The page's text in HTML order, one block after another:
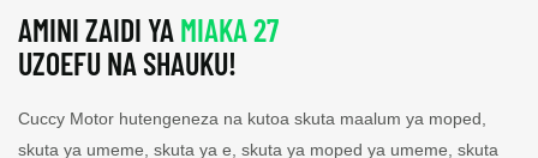
AMINI ZAIDI YA MIAKA 27
UZOEFU NA SHAUKU!
Cuccy Motor hutengeneza na kutoa skuta maalum ya moped,
skuta ya umeme, skuta ya e, skuta ya moped ya umeme, skuta